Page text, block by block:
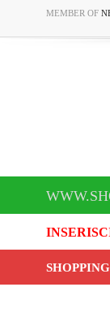
MEMBER OF